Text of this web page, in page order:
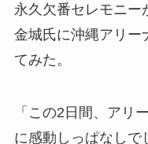
永久欠番セレモニー
金城氏に沖縄アリー
てみた。
「この2日間、アリ
に感動しっぱなしで